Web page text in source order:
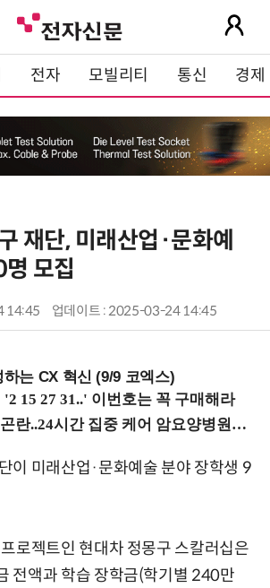
전자 모빌리티 통신 경제
재단, 미래산업·문화예
모집
14:45 업데이트 : 2025-03-24 14:45
는 CX 혁신 (9/9 코엑스)
이 미래산업·문화예술 분야 장학생 9
로젝트인 현대차 정몽구 스칼러십은
전액과 학습 장학금(학기별 240만